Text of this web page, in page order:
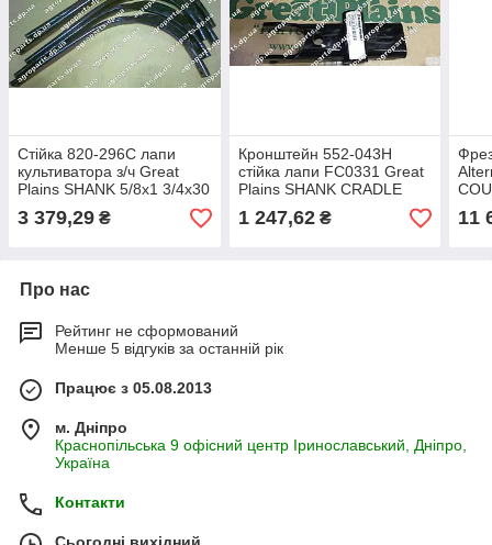
Стійка 820-296C лапи
культиватора з/ч Great
Plains SHANK 5/8x1 3/4х30
Min Draft, Heavy 820-296C
3 379,29 ₴
Кронштейн 552-043H
стійка лапи FC0331 Great
Plains SHANK CRADLE
552-043Н
1 247,62₴ 11
Про нас
Рейтинг не сформований
Менше 5 відгуків за останній рік
Працює з 05.08.2013
м. Дніпро
Краснопільська 9 офісний центр Іринославський, Дніпро,
Україна
Контакти